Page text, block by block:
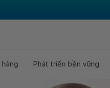
Phát triển bền vững